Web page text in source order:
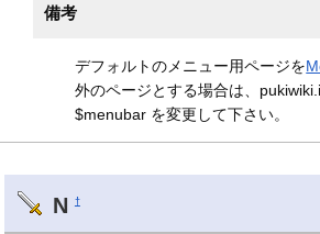
備考
デフォルトのメニュー用ページを
外のページとする場合は、
$menubar を変更して下さい。
N †